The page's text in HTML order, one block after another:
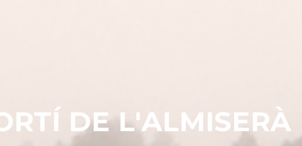
RTÍ DE L'ALMISERÀ